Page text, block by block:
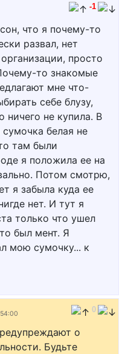
-1
что я почему-то
развал, нет
просто
то знакомые
мне что-
себе блузу,
ничего не купила. В
белая не
там были
я положила ее на
Потом смотрю,
я забыла куда ее
нет. И тут я
только что ушел
был мент. Я
мою сумочку... к
0
о
Будьте